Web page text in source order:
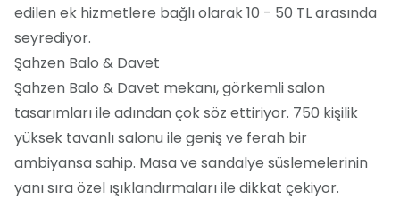
edilen ek hizmetlere bağlı olarak 10 - 50 TL arasında
seyrediyor.
Şahzen Balo & Davet
Şahzen Balo & Davet mekanı, görkemli salon
tasarımları ile adından çok söz ettiriyor. 750 kişilik
yüksek tavanlı salonu ile geniş ve ferah bir
ambiyansa sahip. Masa ve sandalye süslemelerinin
yanı sıra özel ışıklandırmaları ile dikkat çekiyor.